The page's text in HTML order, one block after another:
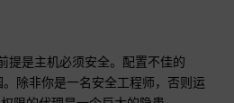
提是主机必须安全。配置不佳的
除非你是一名安全工程师，否则运